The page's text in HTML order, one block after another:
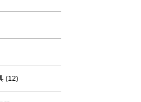
(12)